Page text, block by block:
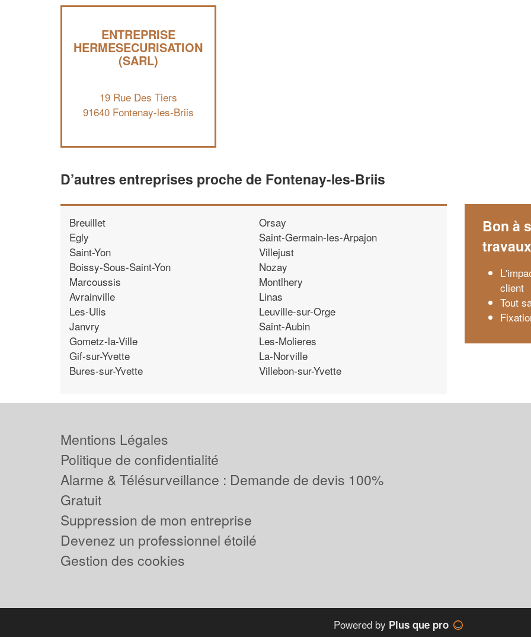
ENTREPRISE
HERMESECURISATION
(SARL)
19 Rue Des Tiers
91640 Fontenay-les-Briis
D’autres entreprises proche de Fontenay-les-Briis
Breuillet
Egly
Saint-Yon
Boissy-Sous-Saint-Yon
Marcoussis
Avrainville
Les-Ulis
Janvry
Gometz-la-Ville
Gif-sur-Yvette
Bures-sur-Yvette
Orsay
Saint-Germain-les-Arpajon
Villejust
Nozay
Montlhery
Linas
Leuville-sur-Orge
Saint-Aubin
Les-Molieres
La-Norville
Villebon-sur-Yvette
Bon à
travaux
client
Tout
Mentions Légales
Politique de confidentialité
Alarme & Télésurveillance : Demande de devis 100%
Gratuit
Suppression de mon entreprise
Devenez un professionnel étoilé
Gestion des cookies
Powered by Plus que pro